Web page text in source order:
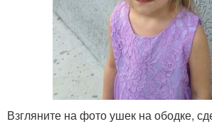
Взгляните на фото ушек на ободке,